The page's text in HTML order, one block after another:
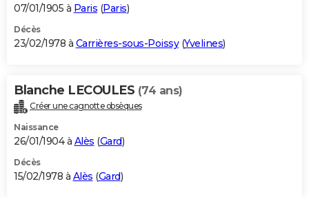
07/01/1905 à Paris (Paris)
Décès
23/02/1978 à Carrières-sous-Poissy(Yvelines)
Blanche LECOULES (74 ans)
Créer une cagnotte obsèques
Naissance
26/01/1904 à Alès (Gard)
Décès
15/02/1978 à Alès (Gard)